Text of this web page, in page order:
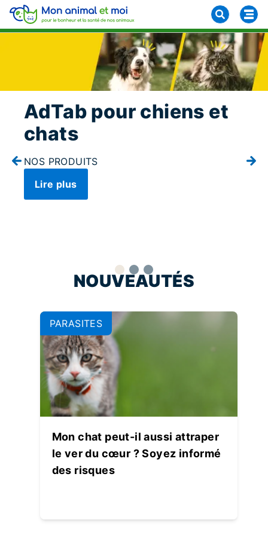
AdTab pour chiens et
chats
NOS PRODUITS
Lire plus
NOUVEAUTÉS
PARASITES
Mon chat peut-il aussi attraper
le ver du cœur ? Soyez informé
des risques